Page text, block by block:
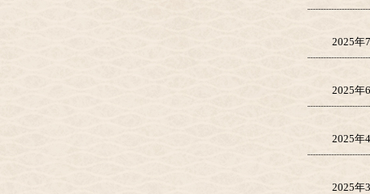
2025年
2025年
2025年
2025年